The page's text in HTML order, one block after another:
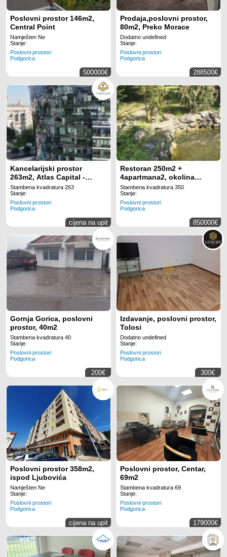
Poslovni prostor 146m2,
Central Point
Namješten Ne
Stanje:
Poslovni prostori
Podgorica
500000€
Prodaja,poslovni prostor,
80m2, Preko Morace
Dodatno undefined
Stanje:
Poslovni prostori
Podgorica
288500€
Kancelarijski prostor
263m2, Atlas Capital -
Podgorica
Stambena kvadratura 263
Stanje:
Poslovni prostori
Podgorica
cijena na upit
Restoran 250m2 +
4apartmana2, okolina
Podgorice, Prodaja
Stambena kvadratura 350
Stanje:
Poslovni prostori
Podgorica
850000€
Gornja Gorica, poslovni
prostor, 40m2
Stambena kvadratura 40
Stanje:
Poslovni prostori
Podgorica
200€
Izdavanje, poslovni prostor,
Tolosi
Dodatno undefined
Stanje:
Poslovni prostori
Podgorica
300€
Poslovni prostor 358m2,
ispod Ljubovića
Namješten Ne
Stanje:
Poslovni prostori
Podgorica
cijena na upit
Poslovni prostor, Centar,
69m2
Stambena kvadratura 69
Stanje:
Poslovni prostori
Podgorica
179000€